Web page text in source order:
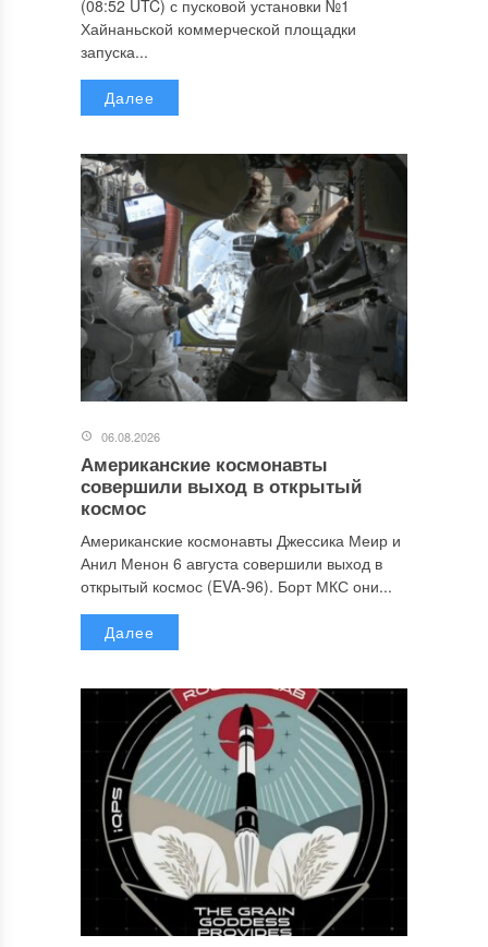
(08:52 UTC) с пусковой установки №1
Хайнаньской коммерческой площадки
запуска...
Далее
06.08.2026
Американские космонавты
совершили выход в открытый
космос
Американские космонавты Джессика Меир и
Анил Менон 6 августа совершили выход в
открытый космос (EVA-96). Борт МКС они...
Далее